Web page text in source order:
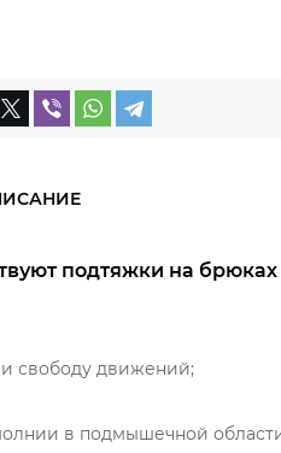
подтяжки на брюках
свободу движений;
в подмышечной